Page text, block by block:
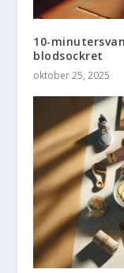
blodsockret
oktober 25, 2025